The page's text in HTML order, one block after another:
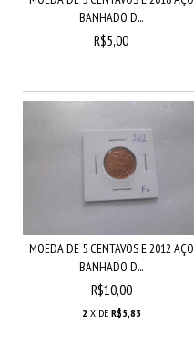
BANHADO D...
R$5,00
MOEDA DE 5 CENTAVOS E 2012 AÇO
BANHADO D...
R$10,00
2 X DE R$5,83